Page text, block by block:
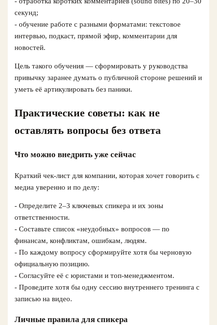
секунд;
- обучение работе с разными форматами: текстовое
интервью, подкаст, прямой эфир, комментарии для
новостей.
Цель такого обучения — сформировать у руководства
привычку заранее думать о публичной стороне решений и
уметь её артикулировать без паники.
Практические советы: как не
оставлять вопросы без ответа
Что можно внедрить уже сейчас
Краткий чек-лист для компании, которая хочет говорить с
медиа уверенно и по делу:
- Определите 2–3 ключевых спикера и их зоны
ответственности.
- Составьте список «неудобных» вопросов — по
финансам, конфликтам, ошибкам, людям.
- По каждому вопросу сформируйте хотя бы черновую
официальную позицию.
- Согласуйте её с юристами и топ-менеджментом.
- Проведите хотя бы одну сессию внутреннего тренинга с
записью на видео.
Личные правила для спикера